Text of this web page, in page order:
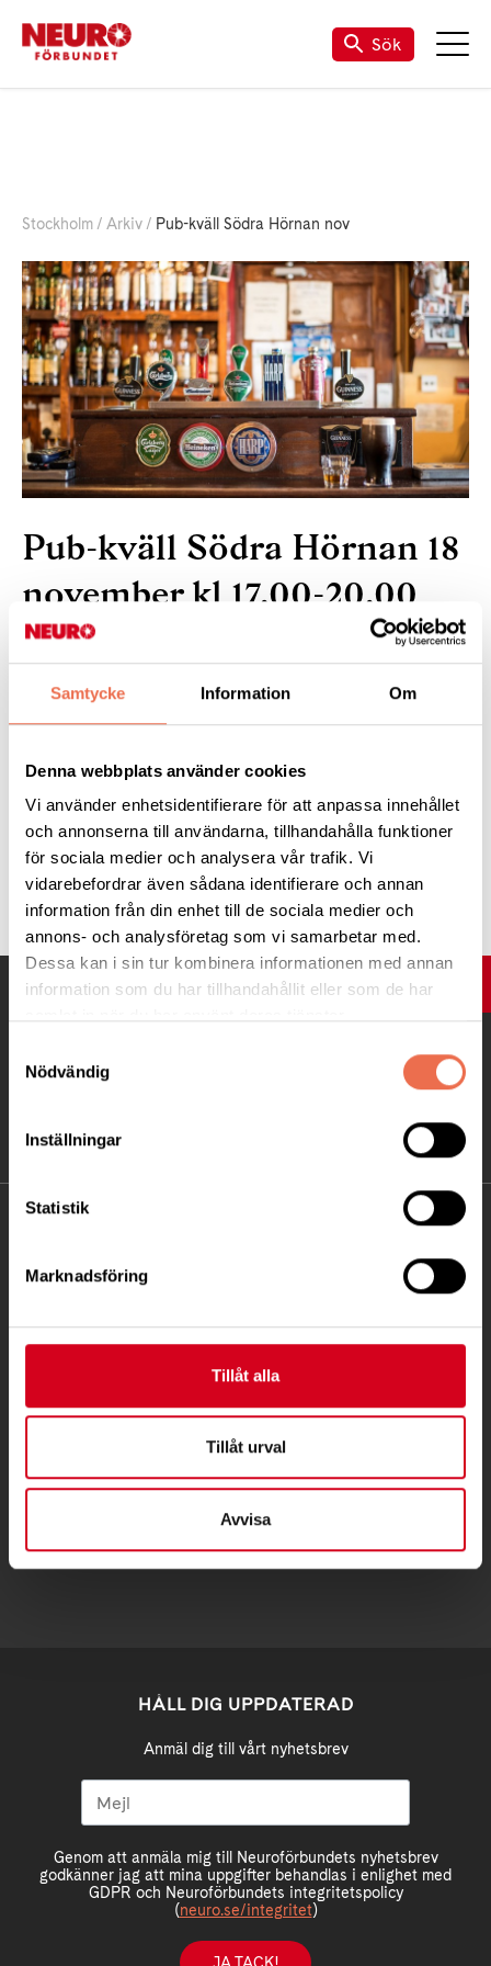
Samtycke Information Om
Denna webbplats använder cookies
Vi använder enhetsidentifierare för att anpassa innehållet
och annonserna till användarna, tillhandahålla funktioner
för sociala medier och analysera vår trafik. Vi
vidarebefordrar även sådana identifierare och annan
information från din enhet till de sociala medier och
annons- och analysföretag som vi samarbetar med.
Dessa kan i sin tur kombinera informationen med annan
information som du har tillhandahållit eller som de har
Nödvändig
Inställningar
Statistik
Marknadsföring
Tillåt alla
Tillåt urval
Avvisa
Sök
Stockholm Arkiv Pub-kväll Södra Hörnan nov
Pub-kväll Södra Hörnan 18
november kl 17.00-20.00
Vi har bord reserverade 1:a måndagen i varje
månad. Våra trevliga ledsagare är på plats. Ingen
Tipsa
Besöksadress:
Telefon:08 - 720 29 40
Samma som besöksadress
HÅLL DIG UPPDATERAD
Anmäl dig till vårt nyhetsbrev
Genom att anmäla mig till Neuroförbundets nyhetsbrev
godkänner jag att mina uppgifter behandlas i enlighet med
GDPR och Neuroförbundets integritetspolicy
(neuro.se/integritet)